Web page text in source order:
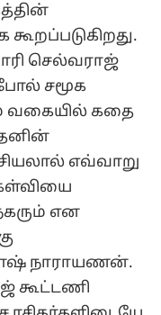
கூறப்படுகிறது.
செல்வராஜ்
சமூக
வகையில் கதை
எவ்வாறு
என
நாராயணன்.
கூட்டணி